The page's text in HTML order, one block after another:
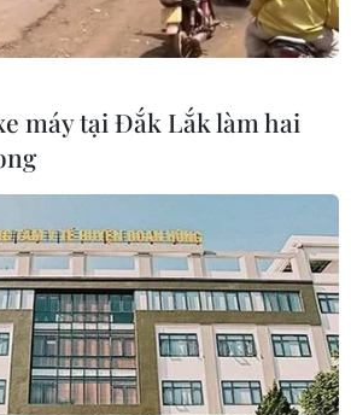
máy tại Đắk Lắk làm hai